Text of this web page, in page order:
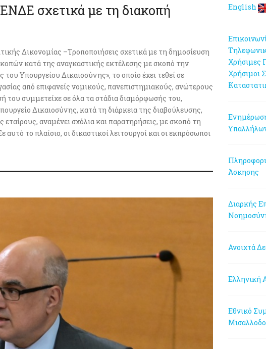
σχετικά με τη διακοπή
Δικονομίας –Τροποποιήσεις σχετικά με τη δημοσίευση
κατά της αναγκαστικής εκτέλεσης με σκοπό την
Υπουργείου Δικαιοσύνης», το οποίο έχει τεθεί σε
από επιφανείς νομικούς, πανεπιστημιακούς, ανώτερους
του συμμετείχε σε όλα τα στάδια διαμόρφωσής του,
Δικαιοσύνης, κατά τη διάρκεια της διαβούλευσης,
αναμένει σχόλια και παρατηρήσεις, με σκοπό τη
το πλαίσιο, οι δικαστικοί λειτουργοί και οι εκπρόσωποι
English
Χρήσιμες
Χρήσιμοι
Άσκησης
Διαρκής
Ανοιχτά
Ελληνική
Εθνικό